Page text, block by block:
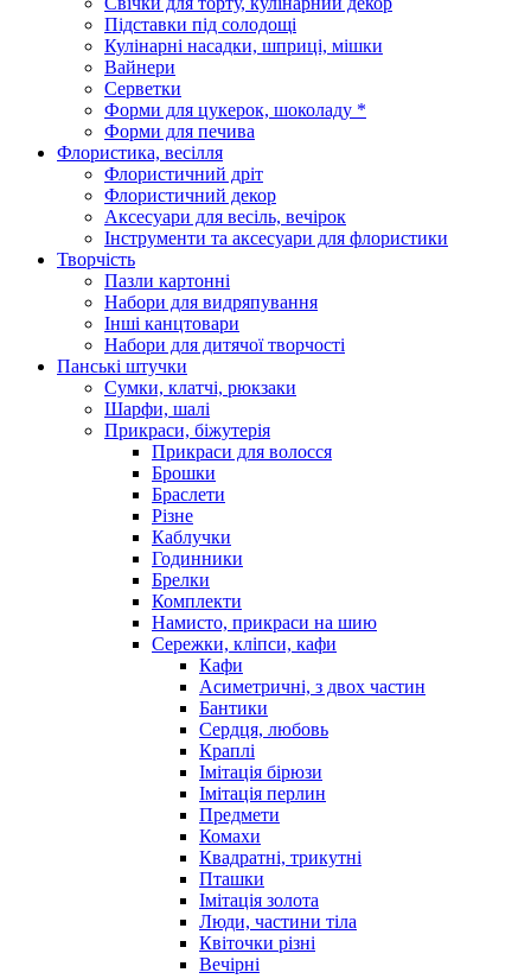
Підставки під солодощі
Кулінарні насадки, шприці, мішки
Вайнери
Серветки
Форми для цукерок, шоколаду *
Форми для печива
Флористика, весілля
Флористичний дріт
Флористичний декор
Аксесуари для весіль, вечірок
Інструменти та аксесуари для флористики
Творчість
Пазли картонні
Набори для видряпування
Інші канцтовари
Набори для дитячої творчості
Панські штучки
Сумки, клатчі, рюкзаки
Шарфи, шалі
Прикраси, біжутерія
Прикраси для волосся
Брошки
Браслети
Різне
Каблучки
Годинники
Брелки
Комплекти
Намисто, прикраси на шию
Сережки, кліпси, кафи
Кафи
Асиметричні, з двох частин
Бантики
Сердця, любовь
Краплі
Імітація бірюзи
Імітація перлин
Предмети
Комахи
Квадратні, трикутні
Пташки
Імітація золота
Люди, частини тіла
Квіточки різні
Вечірні